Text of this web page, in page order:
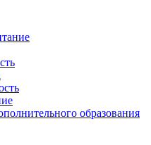
образования